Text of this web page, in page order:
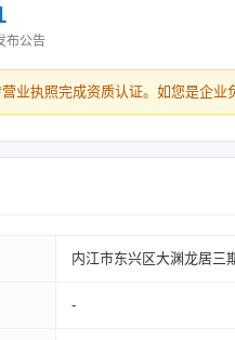
布公告
业执照完成资质认证。如您是企业
内江市东兴区大渊龙居三
-